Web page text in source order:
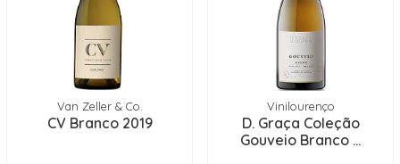
Van Zeller & Co.
CV Branco 2019
Vinilourenço
D. Graça Coleção
Gouveio Branco ...